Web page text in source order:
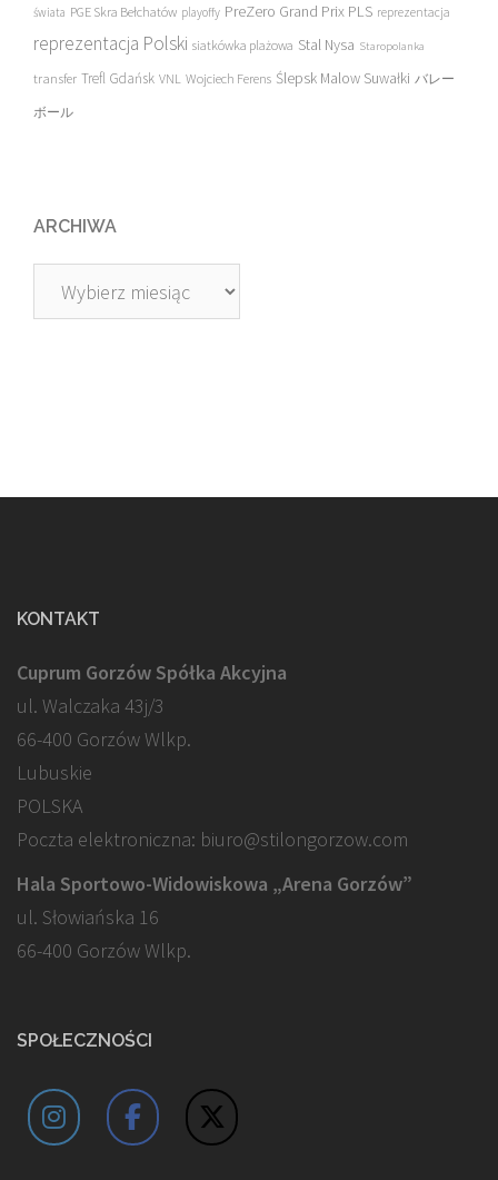
świata PGE Skra Bełchatów playoffy PreZero Grand Prix PLS reprezentacja
reprezentacja Polski siatkówka plażowa Stal Nysa Staropolanka
transfer Trefl Gdańsk VNL Wojciech Ferens Ślepsk Malow Suwałki バレー
ボール
ARCHIWA
Archiwa
KONTAKT
Cuprum Gorzów Spółka Akcyjna
ul. Walczaka 43j/3
66-400 Gorzów Wlkp.
Lubuskie
POLSKA
Poczta elektroniczna: biuro@stilongorzow.com
Hala Sportowo-Widowiskowa „Arena Gorzów”
ul. Słowiańska 16
66-400 Gorzów Wlkp.
SPOŁECZNOŚCI